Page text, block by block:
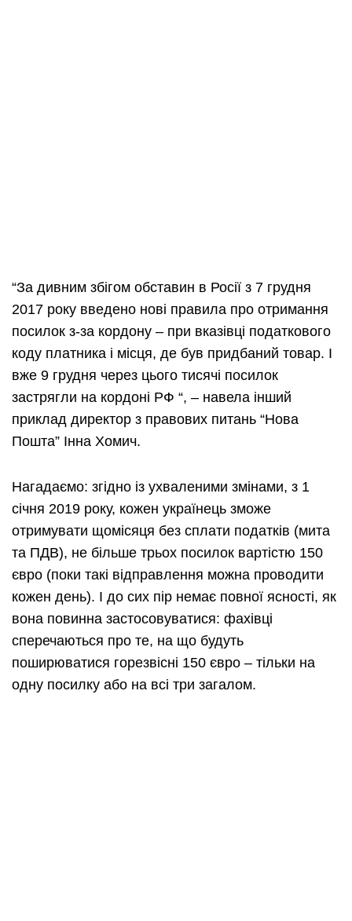
“За дивним збігом обставин в Росії з 7 грудня
2017 року введено нові правила про отримання
посилок з-за кордону – при вказівці податкового
коду платника і місця, де був придбаний товар. І
вже 9 грудня через цього тисячі посилок
застрягли на кордоні РФ “, – навела інший
приклад директор з правових питань “Нова
Пошта” Інна Хомич.
Нагадаємо: згідно із ухваленими змінами, з 1
січня 2019 року, кожен українець зможе
отримувати щомісяця без сплати податків (мита
та ПДВ), не більше трьох посилок вартістю 150
євро (поки такі відправлення можна проводити
кожен день). І до сих пір немає повної ясності, як
вона повинна застосовуватися: фахівці
сперечаються про те, на що будуть
поширюватися горезвісні 150 євро – тільки на
одну посилку або на всі три загалом.